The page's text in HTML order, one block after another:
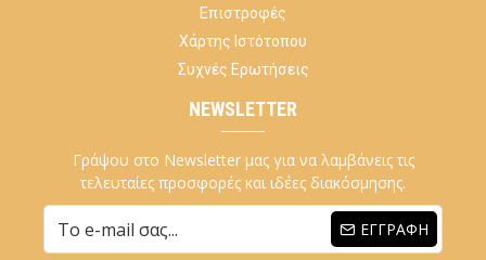
Επιστροφές
Χάρτης Ιστότοπου
Συχνές Ερωτήσεις
NEWSLETTER
Γράψου στο Newsletter μας για να λαμβάνεις τις
τελευταίες προσφορές και ιδέες διακόσμησης.
ΕΓΓΡΑΦΉ